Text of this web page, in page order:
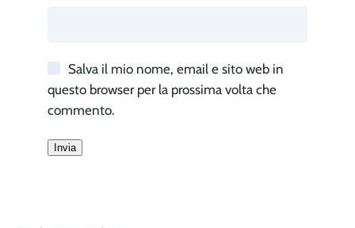
Salva il mio nome, email e sito web in
questo browser per la prossima volta che
commento.